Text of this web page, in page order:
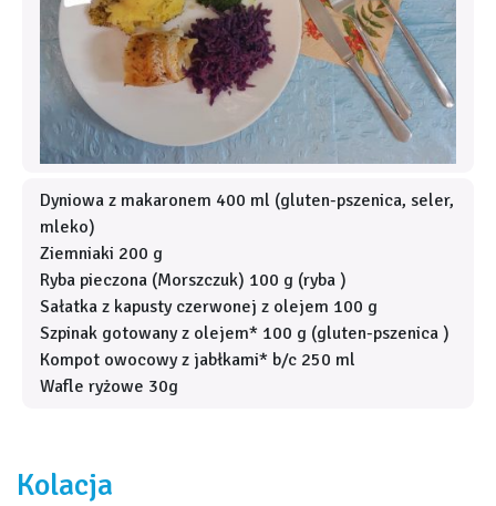
Dyniowa z makaronem 400 ml (gluten-pszenica, seler,
mleko)
Ziemniaki 200 g
Ryba pieczona (Morszczuk) 100 g (ryba )
Sałatka z kapusty czerwonej z olejem 100 g
Szpinak gotowany z olejem* 100 g (gluten-pszenica )
Kompot owocowy z jabłkami* b/c 250 ml
Wafle ryżowe 30g
Kolacja